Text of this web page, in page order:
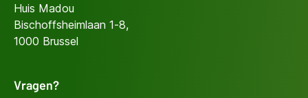
Huis Madou
Bischoffsheimlaan 1-8,
1000 Brussel
Vragen?